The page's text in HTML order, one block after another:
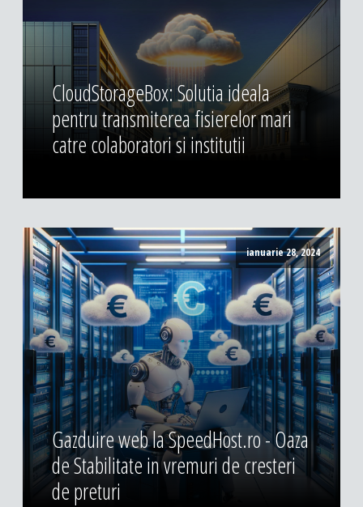
CloudStorageBox: Solutia ideala
pentru transmiterea fisierelor mari
catre colaboratori si institutii
ianuarie 28, 2024
Gazduire web la SpeedHost.ro - Oaza
de Stabilitate in vremuri de cresteri
de preturi